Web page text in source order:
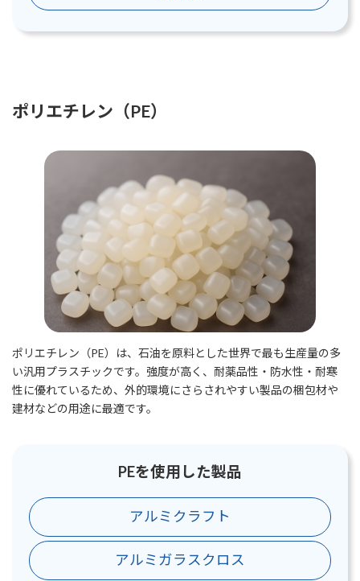
ポリエチレン（PE）
ポリエチレン（PE）は、石油を原料とした世界で最も生産量の多
い汎用プラスチックです。強度が高く、耐薬品性・防水性・耐寒
性に優れているため、外的環境にさらされやすい製品の梱包材や
建材などの用途に最適です。
PEを使用した製品
アルミクラフト
アルミガラスクロス